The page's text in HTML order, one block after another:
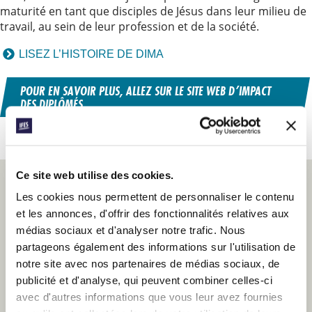
Ce site web utilise des cookies.
Les cookies nous permettent de personnaliser le contenu
et les annonces, d'offrir des fonctionnalités relatives aux
médias sociaux et d'analyser notre trafic. Nous
partageons également des informations sur l'utilisation de
notre site avec nos partenaires de médias sociaux, de
publicité et d'analyse, qui peuvent combiner celles-ci
avec d'autres informations que vous leur avez fournies
maturité en tant que disciples de Jésus dans leur milieu de
travail, au sein de leur profession et de la société.
LISEZ L’HISTOIRE DE DIMA
POUR EN SAVOIR PLUS, ALLEZ SUR LE SITE WEB D’IMPACT
DES DIPLÔMÉS
BOURSES DE L’IFES
Chaque année, l’IFES offre un nombre de bourses
partielles à ceux qui se forment pour le ministère
chrétien, de même que ceux qui sont formés dans
différents domaines d’expertise, tels que les
compétences en leadership, l’évangélisation et
l’apprentissage d’une nouvelle langue.